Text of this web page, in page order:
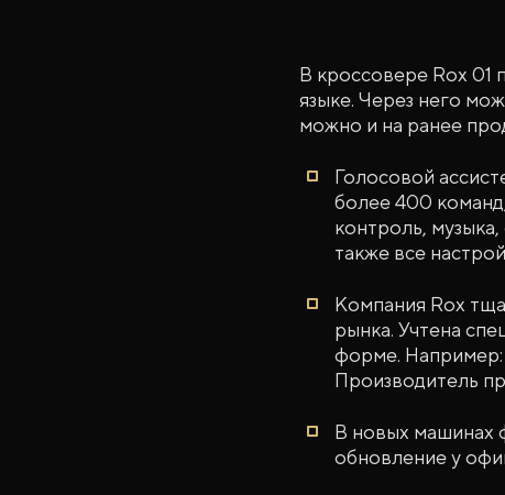
В кроссовере Rox 01
языке. Через него
можно и на ранее
Голосовой
более 400
контроль,
также все
Компания Rox
рынка. Учтена
форме. Например:
Производитель
В новых машинах
обновление у